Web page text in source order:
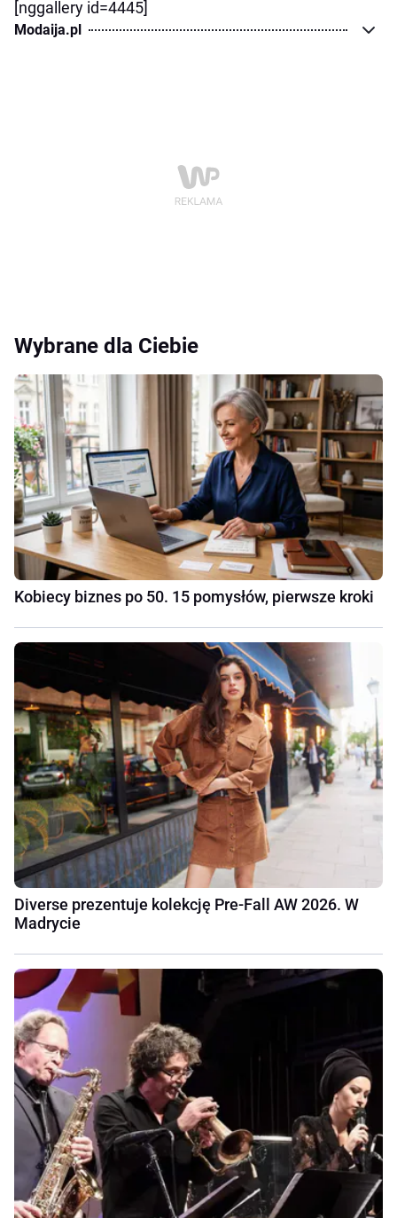
[nggallery id=4445]
Modaija.pl
Wybrane dla Ciebie
Kobiecy biznes po 50. 15 pomysłów, pierwsze kroki
Diverse prezentuje kolekcję Pre-Fall AW 2026. W
Madrycie